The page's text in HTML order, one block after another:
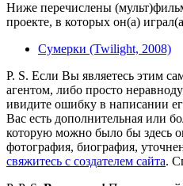
Ниже перечислены
проекте, в которых он(а)
Сумерки (Twilight, 2008)
P. S. Если Вы являетесь этим
агентом, либо просто
ивидите ошибку в написании
Вас есть дополнительная или
которую можно было бы здесь
фотография, биография,
свяжитесь с создателем сайта.